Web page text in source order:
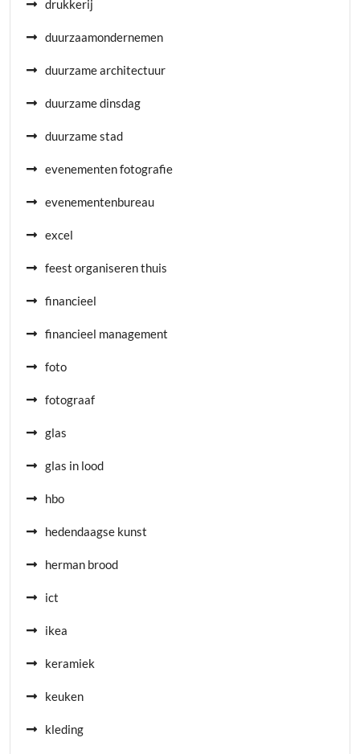
drukkerij
duurzaamondernemen
duurzame architectuur
duurzame dinsdag
duurzame stad
evenementen fotografie
evenementenbureau
excel
feest organiseren thuis
financieel
financieel management
foto
fotograaf
glas
glas in lood
hbo
hedendaagse kunst
herman brood
ict
ikea
keramiek
keuken
kleding